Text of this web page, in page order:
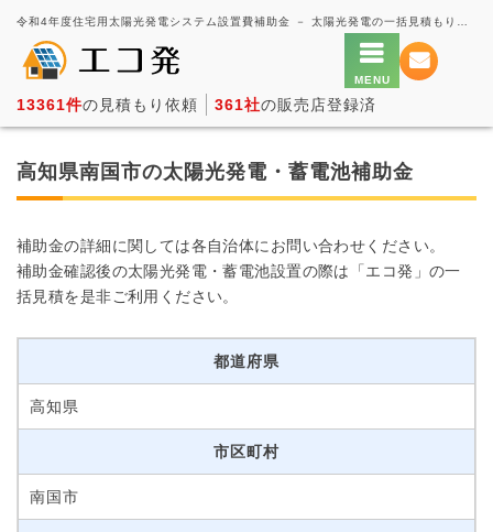
13361件の見積もり依頼 361社の販売店登録済
高知県南国市の太陽光発電・蓄電池補助金
補助金の詳細に関しては各自治体にお問い合わせください。
補助金確認後の太陽光発電・蓄電池設置の際は「エコ発」の一
括見積を是非ご利用ください。
都道府県
高知県
市区町村
南国市